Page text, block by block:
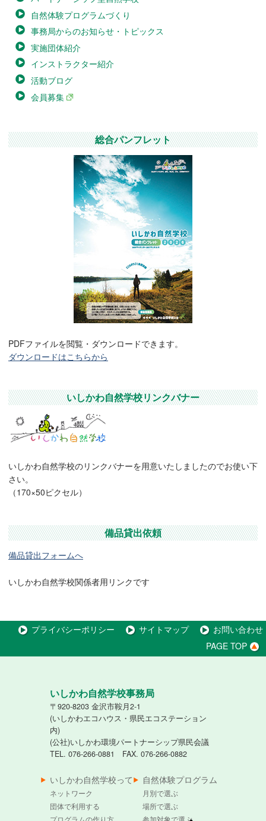
自然体験プログラムづくり
事務局からのお知らせ・トピックス
実施団体紹介
インストラクター紹介
活動ブログ
会員募集
総合パンフレット
PDFファイルを閲覧・ダウンロードできます。
ダウンロードはこちらから
いしかわ自然学校リンクバナー
いしかわ自然学校のリンクバナーを用意いたしましたのでお使い下
さい。
（170×50ピクセル）
備品貸出依頼
備品貸出フォームへ
いしかわ自然学校関係者用リンクです
プライバシーポリシー サイトマップ
お問い合わせ
PAGE TOP
いしかわ自然学校事務局
〒920-8203 金沢市鞍月2-1
(いしかわエコハウス・県民エコステーション
内)
(公社)いしかわ環境パートナーシップ県民会議
TEL. 076-266-0881 FAX. 076-266-0882
いしかわ自然学校って
ネットワーク
団体で利用する
自然体験プログラム
月別で選ぶ
場所で選ぶ